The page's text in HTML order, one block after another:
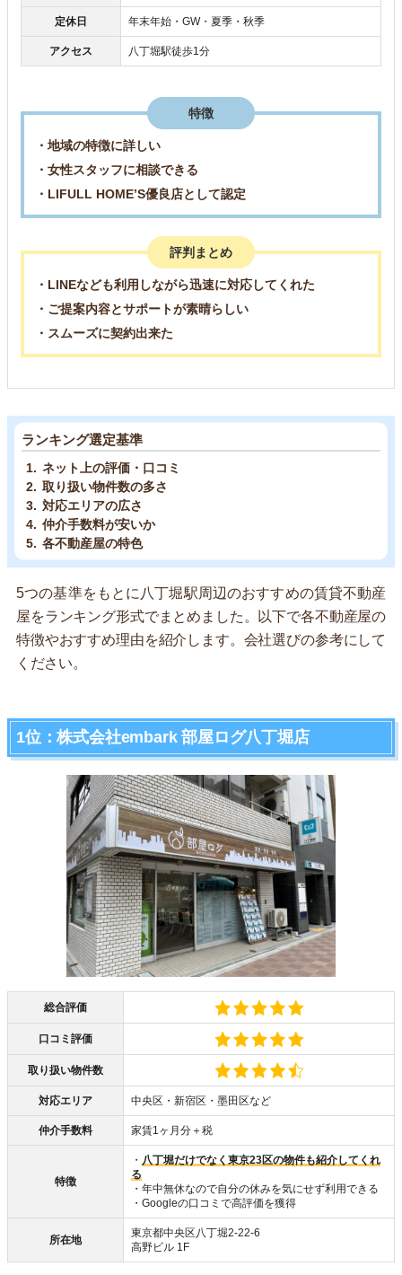
定休日 年末年始・GW・夏季・秋季
アクセス 八丁堀駅徒歩1分
特徴
・地域の特徴に詳しい
・女性スタッフに相談できる
・LIFULL HOME’S優良店として認定
評判まとめ
・LINEなども利用しながら迅速に対応してくれた
・ご提案内容とサポートが素晴らしい
・スムーズに契約出来た
ランキング選定基準
ネット上の評価・口コミ
取り扱い物件数の多さ
対応エリアの広さ
仲介手数料が安いか
各不動産屋の特色
5つの基準をもとに八丁堀駅周辺のおすすめの賃貸不動産
屋をランキング形式でまとめました。以下で各不動産屋の
特徴やおすすめ理由を紹介します。会社選びの参考にして
ください。
1位：株式会社embark 部屋ログ八丁堀店
総合評価
口コミ評価
取り扱い物件数
対応エリア 中央区・新宿区・墨田区など
仲介手数料 家賃1ヶ月分＋税
特徴
・ 八丁堀だけでなく東京23区の物件も紹介してくれ
る
・年中無休なので自分の休みを気にせず利用できる
・Googleの口コミで高評価を獲得
所在地
東京都中央区八丁堀2-22-6
高野ビル 1F